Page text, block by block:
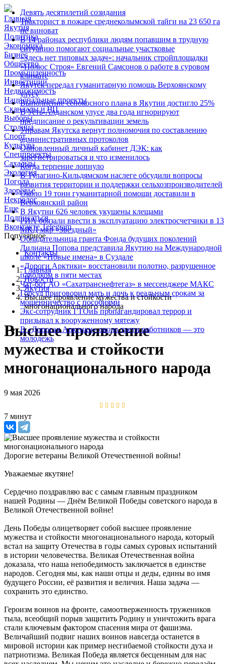
Главная
Якутия
Политика
Экономика
Бизнес
Общество
Промышленность
Инвестиции
Недвижимость
Национальные проекты
Скандалы и ЧП
Выборы
Столица
Спорт
Культура
Спецпроекты
Сахалыы
Экология
Погода
Здоровье
Некролог
Еще
Подписаться
ВконтактеTelegram
Популярное
Девять десятилетий созидания
Тракторист в пожаре среднеколымской тайги на 23 650 га
не виноват
В 14 районах республики людям попавшим в трудную
ситуацию помогают социальные участковые
«Здесь нет типовых задач»: начальник стройплощадки
«Полюс Строя» Евгений Самсонов о работе в суровом
климате
Якутск передал гуманитарную помощь Верхоянскому
улусу
Выполнение сенокосного плана в Якутии достигло 25%
В Усть-Алданском улусе два года игнорируют
предписание о рекультивации земель
Управам Якутска вернут полномочия по составлению
административных протоколов
Обновленный личный кабинет ДЭК: как
зарегистрироваться и что изменилось
Когда терпение лопнуло
В Тулагино-Кильдямском наслеге обсудили вопросы
развития территории и поддержки сельхозпроизводителей
Около 19 тонн гуманитарной помощи доставили в
Верхоянский район
В Якутии 626 человек укушены клещами
РИА обязали ввести в эксплуатацию электросчетчики в 13
МКД мкр «Звездный»
Обладательница гранта Фонда будущих поколений
Лилиана Попова представила Якутию на Международной
школе «Новые имена» в Суздале
«Дороги Арктики» восстановили полотно, разрушенное
паводком в пяти местах
Чат-бот АО «Сахатранснефтегаз» в мессенджере МАКС
Горсуд приговорил мать и дочь к реальным срокам за
мошенничество с пособиями
Экс-сотрудник ГТОиБ пропагандировал террор и
призывал к вооруженному мятежу
В «Дорогах Арктики» около трети работников — это
молодежь
Контакты
Главная
Новости
Якутия
Высшее проявление мужества и стойкости
многонационального народа
Высшее проявление
мужества и стойкости
многонационального народа
9 мая 2026
7 минут
Дорогие ветераны Великой Отечественной войны!
Уважаемые якутяне!
Сердечно поздравляю вас с самым главным праздником
нашей Родины — Днём Великой Победы советского народа в
Великой Отечественной войне!
День Победы олицетворяет собой высшее проявление
мужества и стойкости многонационального народа, который
встал на защиту Отечества в годы самых суровых испытаний
в истории человечества. Великая Отечественная война
доказала, что наша непобедимость заключается в единстве
народов. Сегодня мы, как наши отцы и деды, едины во имя
будущего России, её развития и величия. Наша задача —
сохранить это единство.
Героизм воинов на фронте, самоотверженность тружеников
тыла, всеобщий порыв защитить Родину и уничтожить врага
стали ключевым фактором спасения мира от фашизма.
Величайший подвиг наших воинов навсегда останется в
мировой истории как пример несгибаемой стойкости духа и
патриотизма. Великая Победа является бесценным для нас